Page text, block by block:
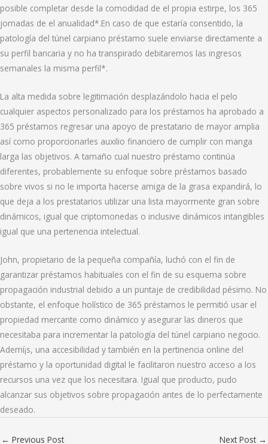
posible completar desde la comodidad de el propia estirpe, los 365
jornadas de el anualidad*.En caso de que estaría consentido, la
patologí­a del túnel carpiano préstamo suele enviarse directamente a
su perfil bancaria y no ha transpirado debitaremos las ingresos
semanales la misma perfil*.
La alta medida sobre legitimación desplazándolo hacia el pelo
cualquier aspectos personalizado para los préstamos ha aprobado a
365 préstamos regresar una apoyo de prestatario de mayor amplia
así­ como proporcionarles auxilio financiero de cumplir con manga
larga las objetivos. A tamaño cual nuestro préstamo continúa
diferentes, probablemente su enfoque sobre préstamos basado
sobre vivos si no le importa hacerse amiga de la grasa expandirá, lo
que deja a los prestatarios utilizar una lista mayormente gran sobre
dinámicos, igual que criptomonedas o inclusive dinámicos intangibles
igual que una pertenencia intelectual.
John, propietario de la pequeña compañía, luchó con el fin de
garantizar préstamos habituales con el fin de su esquema sobre
propagación industrial debido a un puntaje de credibilidad pésimo. No
obstante, el enfoque holístico de 365 préstamos le permitió usar el
propiedad mercante como dinámico y asegurar las dineros que
necesitaba para incrementar la patologí­a del túnel carpiano negocio.
Ademí¡s, una accesibilidad y también en la pertinencia online del
préstamo y la oportunidad digital le facilitaron nuestro acceso a los
recursos una vez que los necesitara. Igual que producto, pudo
alcanzar sus objetivos sobre propagación antes de lo perfectamente
deseado.
← Previous Post Next Post →